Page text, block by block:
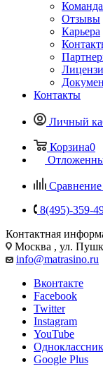
Команда
Отзывы
Карьера
Контакты
Личный
Корзина0
Сравнение
8(495)-359-
Контактная
Москва , ул.
info@matrasino.ru
Вконтакте
Facebook
Twitter
Instagram
YouTube
Google Plus